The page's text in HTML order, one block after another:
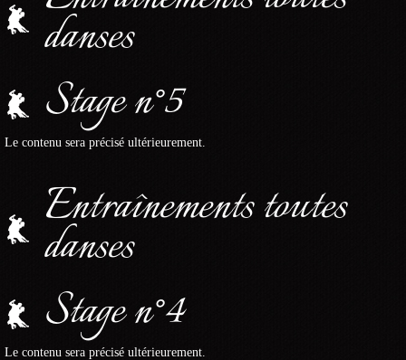
danses
Stage n°5
Le contenu sera précisé ultérieurement.
Entraînements toutes
danses
Stage n°4
Le contenu sera précisé ultérieurement.